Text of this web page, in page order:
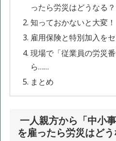
ったら労災はどうなる？
知っておかないと大変！
雇用保険と特別加入を
現場で「従業員の労災
ら……
まとめ
一人親方から「中小
を雇ったら労災はどう